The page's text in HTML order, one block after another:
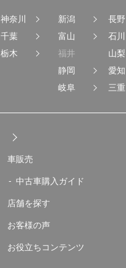
神奈川
千葉
栃木
新潟
長野
富山
石川
福井
山梨
静岡
愛知
岐阜
三重
車販売
中古車購入ガイド
店舗を探す
お客様の声
お役立ちコンテンツ